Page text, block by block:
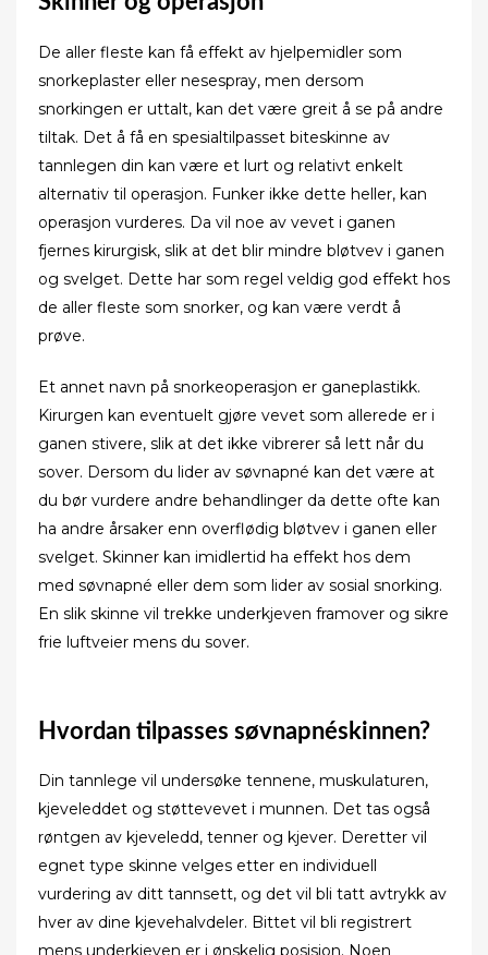
De aller fleste kan få effekt av hjelpemidler som
snorkeplaster eller nesespray, men dersom
snorkingen er uttalt, kan det være greit å se på andre
tiltak. Det å få en spesialtilpasset biteskinne av
tannlegen din kan være et lurt og relativt enkelt
alternativ til operasjon. Funker ikke dette heller, kan
operasjon vurderes. Da vil noe av vevet i ganen
fjernes kirurgisk, slik at det blir mindre bløtvev i ganen
og svelget. Dette har som regel veldig god effekt hos
de aller fleste som snorker, og kan være verdt å
prøve.
Et annet navn på snorkeoperasjon er ganeplastikk.
Kirurgen kan eventuelt gjøre vevet som allerede er i
ganen stivere, slik at det ikke vibrerer så lett når du
sover. Dersom du lider av søvnapné kan det være at
du bør vurdere andre behandlinger da dette ofte kan
ha andre årsaker enn overflødig bløtvev i ganen eller
svelget. Skinner kan imidlertid ha effekt hos dem
med søvnapné eller dem som lider av sosial snorking.
En slik skinne vil trekke underkjeven framover og sikre
frie luftveier mens du sover.
Hvordan tilpasses søvnapnéskinnen?
Din tannlege vil undersøke tennene, muskulaturen,
kjeveleddet og støttevevet i munnen. Det tas også
røntgen av kjeveledd, tenner og kjever. Deretter vil
egnet type skinne velges etter en individuell
vurdering av ditt tannsett, og det vil bli tatt avtrykk av
hver av dine kjevehalvdeler. Bittet vil bli registrert
mens underkjeven er i ønskelig posisjon. Noen